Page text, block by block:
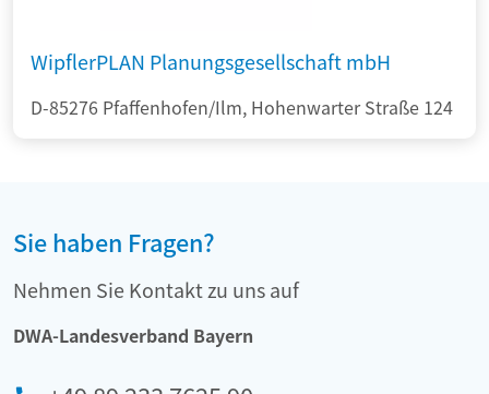
WipflerPLAN Planungsgesellschaft mbH
D-85276 Pfaffenhofen/Ilm, Hohenwarter Straße 124
Sie haben Fragen?
Nehmen Sie Kontakt zu uns auf
DWA-Landesverband Bayern